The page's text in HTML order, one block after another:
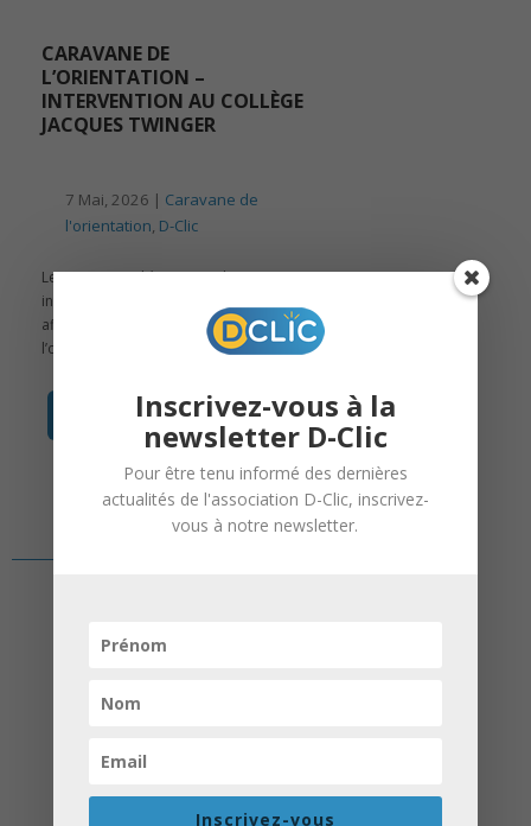
CARAVANE DE
L’ORIENTATION –
INTERVENTION AU COLLÈGE
JACQUES TWINGER
7 Mai, 2026 | Caravane de
l'orientation, D-Clic
Le 7 mai 2026, l’équipe D-Clic est
intervenue au collège Jacques Twinger
afin de sensibiliser les élèves de 4ᵉ à
l’orientation scolaire après la 3ᵉ.
Inscrivez-vous à la
newsletter D-Clic
Pour être tenu informé des dernières
actualités de l'association D-Clic, inscrivez-
vous à notre newsletter.
Inscrivez-vous